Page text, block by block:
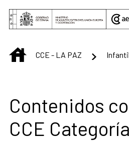
Saltar al contenido principal
INICIOCCE - LA PAZ
Contenidos
CCE